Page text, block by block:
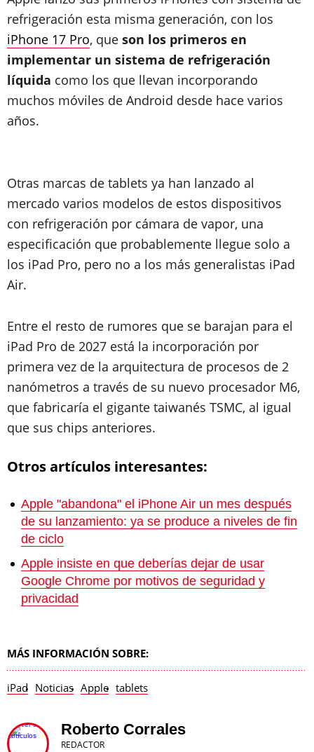
refrigeración esta misma generación, con los
iPhone 17 Pro, que son los primeros en
implementar un sistema de refrigeración
líquida como los que llevan incorporando
muchos móviles de Android desde hace varios
años.
Otras marcas de tablets ya han lanzado al
mercado varios modelos de estos dispositivos
con refrigeración por cámara de vapor, una
especificación que probablemente llegue solo a
los iPad Pro, pero no a los más generalistas iPad
Air.
Entre el resto de rumores que se barajan para el
iPad Pro de 2027 está la incorporación por
primera vez de la arquitectura de procesos de 2
nanómetros a través de su nuevo procesador M6,
que fabricaría el gigante taiwanés TSMC, al igual
que sus chips anteriores.
Otros artículos interesantes:
Apple "abandona" el iPhone Air un mes después
de su lanzamiento: ya se produce a niveles de fin
de ciclo
Apple insiste en que deberías dejar de usar
Google Chrome por motivos de seguridad y
privacidad
MÁS INFORMACIÓN SOBRE:
iPad Noticias Apple tablets
Roberto Corrales
REDACTOR